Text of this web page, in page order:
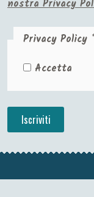
nostra Privacy
Privacy Policy
Accetta